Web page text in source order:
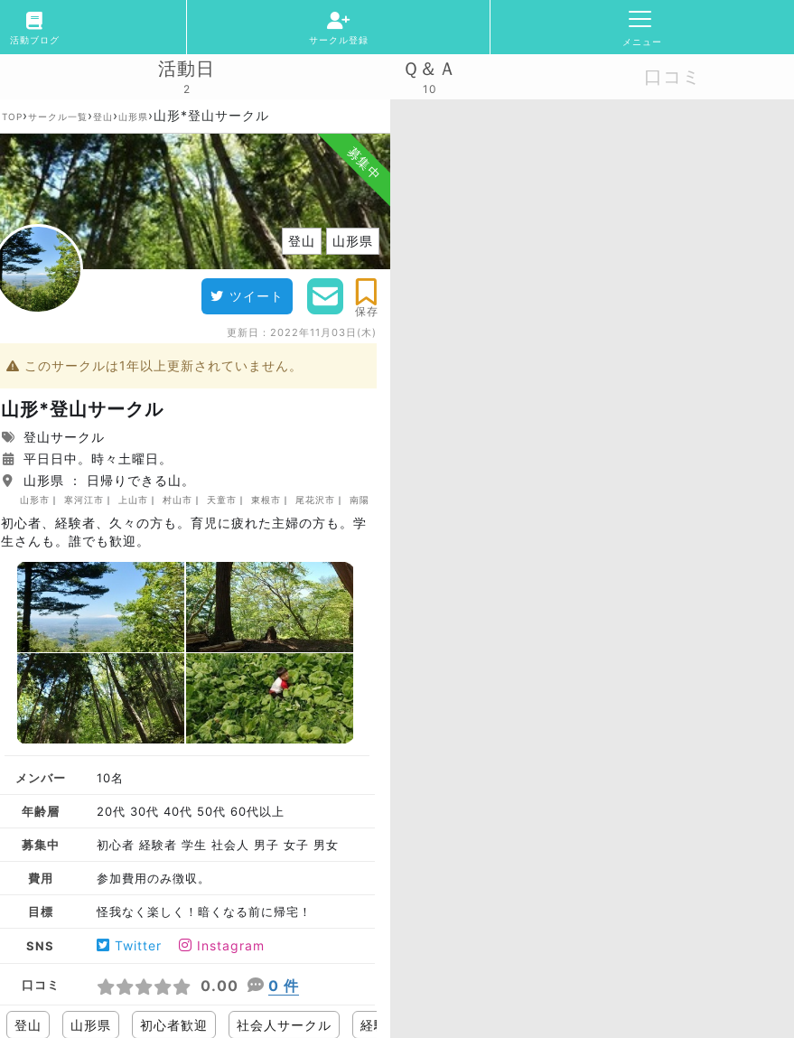
活動ブログ サークル登録 メニュー
活動日
2
Ｑ＆Ａ
10
口コミ
TOP›サークル一覧 ›登山 ›山形県›山形*登山サークル
募集中
登山 山形県
ツイート
保存
更新日： 2022年11月03日(木)
このサークルは1年以上更新されていません。
山形*登山サークル
登山サークル
平日日中。時々土曜日。
山形県 ： 日帰りできる山。
山形市 寒河江市 上山市 村山市 天童市 東根市 尾花沢市 南陽市
初心者、経験者、久々の方も。育児に疲れた主婦の方も。学
生さんも。誰でも歓迎。
メンバー 10名
年齢層 20代 30代 40代 50代 60代以上
募集中 初心者 経験者 学生 社会人 男子 女子 男女
費用 参加費用のみ徴収。
目標 怪我なく楽しく！暗くなる前に帰宅！
SNS Twitter Instagram
口コミ 0.00 0 件
登山 山形県 初心者歓迎 社会人サークル 経験者募集